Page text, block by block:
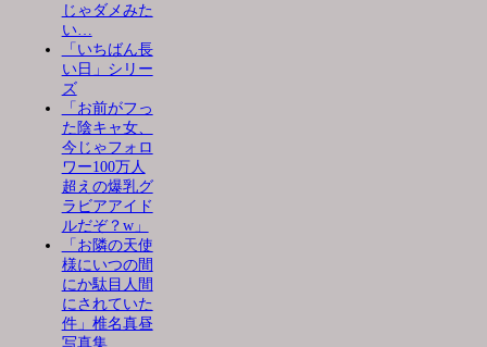
じゃダメみた
い…
「いちばん長
い日」シリー
ズ
「お前がフっ
た陰キャ女、
今じゃフォロ
ワー100万人
超えの爆乳グ
ラビアアイド
ルだぞ？w」
「お隣の天使
様にいつの間
にか駄目人間
にされていた
件」椎名真昼
写真集